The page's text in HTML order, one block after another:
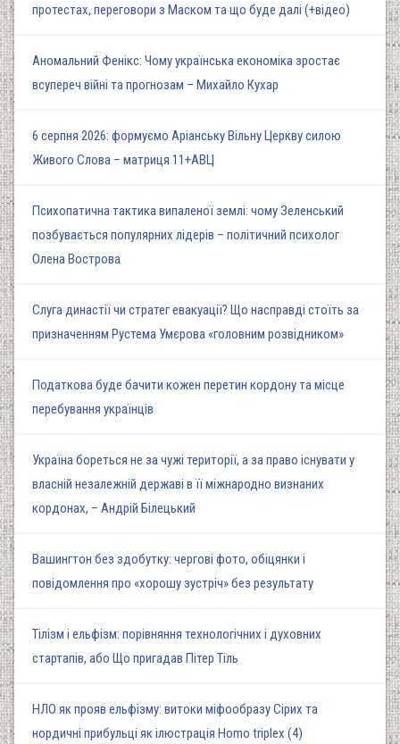
протестах, переговори з Маском та що буде далі (+відео)
Аномальний Фенікс: Чому українська економіка зростає
всупереч війні та прогнозам – Михайло Кухар
6 серпня 2026: формуємо Аріанську Вільну Церкву силою
Живого Слова – матриця 11+АВЦ
Психопатична тактика випаленої землі: чому Зеленський
позбувається популярних лідерів – політичний психолог
Олена Вострова
Слуга династії чи стратег евакуації? Що насправді стоїть за
призначенням Рустема Умєрова «головним розвідником»
Податкова буде бачити кожен перетин кордону та місце
перебування українців
Україна бореться не за чужі території, а за право існувати у
власній незалежній державі в її міжнародно визнаних
кордонах, – Андрій Білецький
Вашингтон без здобутку: чергові фото, обіцянки і
повідомлення про «хорошу зустріч» без результату
Тілізм і ельфізм: порівняння технологічних і духовних
стартапів, або Що пригадав Пітер Тіль
НЛО як прояв ельфізму: витоки міфообразу Сірих та
нордичні прибульці як ілюстрація Homo triplex (4)